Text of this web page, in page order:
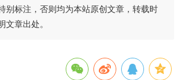
别标注，否则均为本站原创文章，转载时
章出处。